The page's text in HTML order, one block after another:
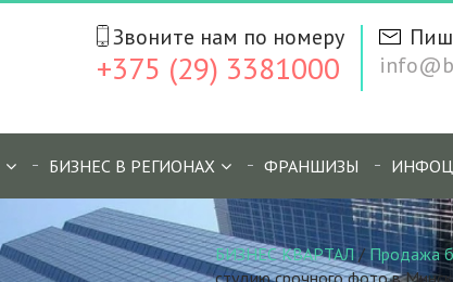
Звоните нам по номеру
+375 (29) 3381000
БИЗНЕС В РЕГИОНАХ ФРАНШИЗЫ
БИЗНЕС КВАРТАЛ / Продажа
студию срочного фото в